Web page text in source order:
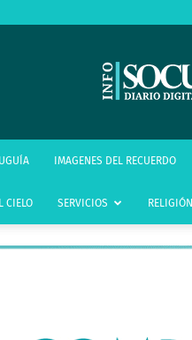
IMAGENES DEL RECUERDO
CIELO SERVICIOS RELIGIÓN